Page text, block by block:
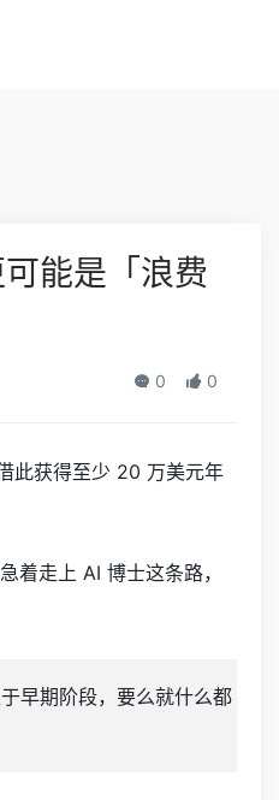
能是「浪费
0 0
此获得至少 20 万美元年
走上 AI 博士这条路，
早期阶段，要么就什么都